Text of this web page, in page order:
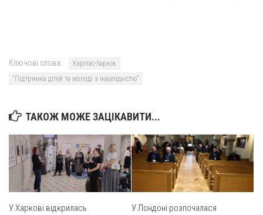
Свято-Івано-Павлівський монастир сестер Згромадження
Св. Йосифа ОПДМ
Монастир Успення Пресвятої Богородиці Сестер Чину
Комісії
Катехитична комісія
Комісія у справах молоді
Комісія у справах родини
Ключові слова:
Карітас-Харків
“Підтримка дітей та молоді з інвалідністю”
ТАКОЖ МОЖЕ ЗАЦІКАВИТИ...
У Харкові відкрилась
У Лондоні розпочалася